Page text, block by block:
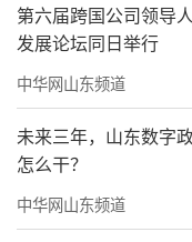
第六届跨国公司领导
发展论坛同日举行
中华网山东频道
未来三年，山东数字
怎么干？
中华网山东频道